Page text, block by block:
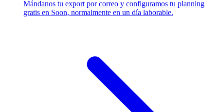
Mándanos tu export por correo y configuramos tu planning
gratis en Soon, normalmente en un día laborable.